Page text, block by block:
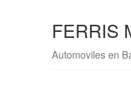
FERRIS
Automoviles en